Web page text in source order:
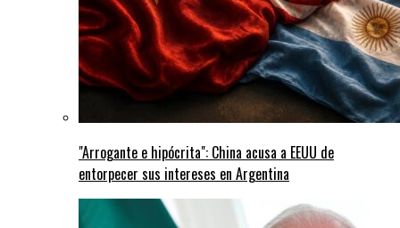
"Arrogante e hipócrita": China acusa a EEUU de
entorpecer sus intereses en Argentina